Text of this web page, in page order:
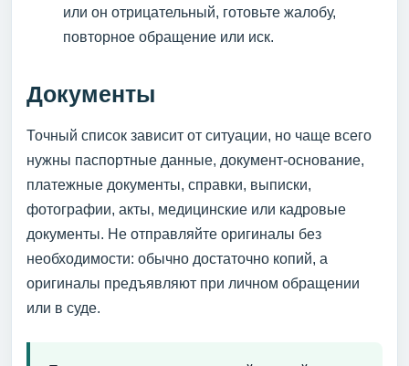
или он отрицательный, готовьте жалобу,
повторное обращение или иск.
Документы
Точный список зависит от ситуации, но чаще всего
нужны паспортные данные, документ-основание,
платежные документы, справки, выписки,
фотографии, акты, медицинские или кадровые
документы. Не отправляйте оригиналы без
необходимости: обычно достаточно копий, а
оригиналы предъявляют при личном обращении
или в суде.